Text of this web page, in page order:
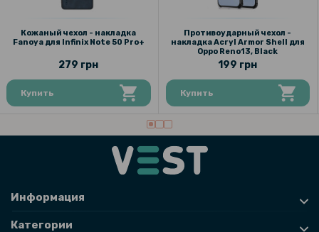
Кожаный чехол - накладка
Fanoya для Infinix Note 50 Pro+
279 грн
Купить
Противоударный чехол -
накладка Acryl Armor Shell для
Oppo Reno13, Black
199 грн
Купить
Информация
Категории